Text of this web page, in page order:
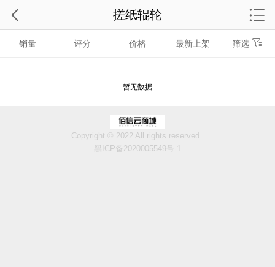
销量 评分 价格 最新上架 筛选
暂无数据
搓纸辊轮
Copyright © 2022 All rights reserved.
黑ICP备2020005549号-1